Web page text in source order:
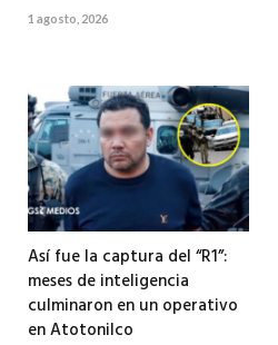
1 agosto, 2026
Así fue la captura del “R1”:
meses de inteligencia
culminaron en un operativo
en Atotonilco